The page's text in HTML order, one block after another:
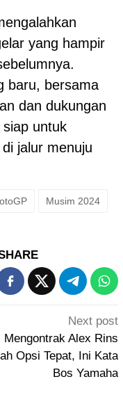
yang hampir
baru, bersama
dan dukungan
untuk
jalur menuju
Musim 2024
Next post
Mengontrak Alex Rins
Opsi Tepat, Ini Kata
Bos Yamaha